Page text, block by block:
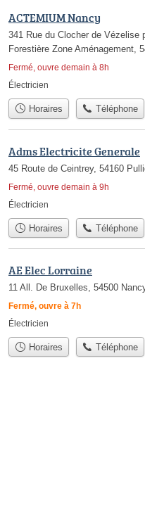
ACTEMIUM Nancy
341 Rue du Clocher de Vézelise
Forestière Zone Aménagement,
Fermé, ouvre demain à 8h
Électricien
Horaires Téléphone
Adms Electricite Generale
45 Route de Ceintrey, 54160
Fermé, ouvre demain à 9h
Électricien
Horaires Téléphone
AE Elec Lorraine
11 All. De Bruxelles, 54500
Fermé, ouvre à 7h
Électricien
Horaires Téléphone